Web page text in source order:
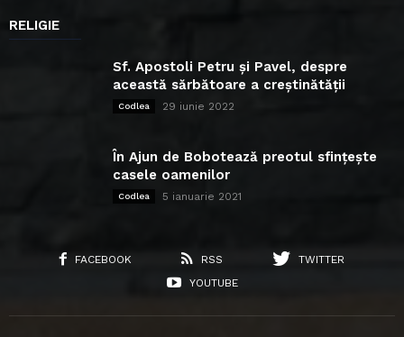
RELIGIE
Sf. Apostoli Petru și Pavel, despre
această sărbătoare a creștinătății
Codlea 29 iunie 2022
În Ajun de Bobotează preotul sfințește
casele oamenilor
Codlea 5 ianuarie 2021
FACEBOOK RSS
TWITTER
YOUTUBE